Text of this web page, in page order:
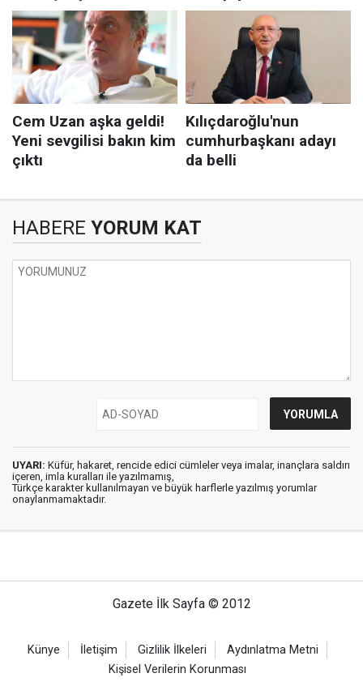
HABERE YORUM KAT
UYARI: Küfür, hakaret, rencide edici cümleler veya imalar, inançlara saldırı
içeren, imla kuralları ile yazılmamış,
Türkçe karakter kullanılmayan ve büyük harflerle yazılmış yorumlar
onaylanmamaktadır.
Gazete İlk Sayfa © 2012
Künye İletişim Gizlilik İlkeleri
Aydınlatma Metni
Kişisel Verilerin Korunması